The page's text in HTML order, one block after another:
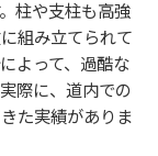
柱や支柱も高強
組み立てられて
よって、過酷な
際に、道内での
た実績がありま